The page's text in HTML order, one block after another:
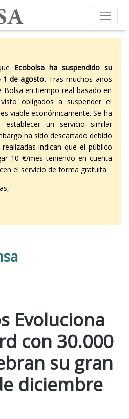
Ecobolsa ha suspendido su
1 de agosto. Tras muchos años
Bolsa en tiempo real basado en
obligados a suspender el
viable económicamente. Se ha
establecer un servicio similar
ha sido descartado debido
indican que el público
10 €/mes teniendo en cuenta
el servicio de forma gratuita.
Evoluciona
con 30.000
su gran
diciembre